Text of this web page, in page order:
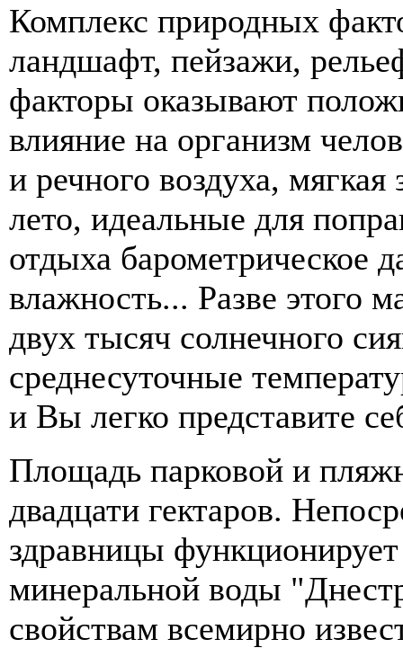
Комплекс природных
ландшафт, пейзажи,
факторы оказывают
влияние на организм
и речного воздуха,
лето, идеальные для
отдыха барометрическое
влажность... Разве этого
двух тысяч солнечного
среднесуточные
и Вы легко представите
Площадь парковой и
двадцати гектаров.
здравницы
минеральной воды
свойствам всемирно